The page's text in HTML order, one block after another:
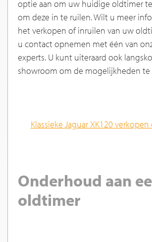
optie aan om uw huidige oldtimer
om deze in te ruilen. Wilt u meer
het verkopen of inruilen van uw
u contact opnemen met één van
experts. U kunt uiteraard ook
showroom om de mogelijkheden te
Klassieke Jaguar XK120 verkopen
Onderhoud aan
oldtimer